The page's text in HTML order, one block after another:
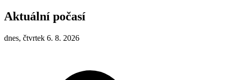
Aktuální počasí
dnes, čtvrtek 6. 8. 2026